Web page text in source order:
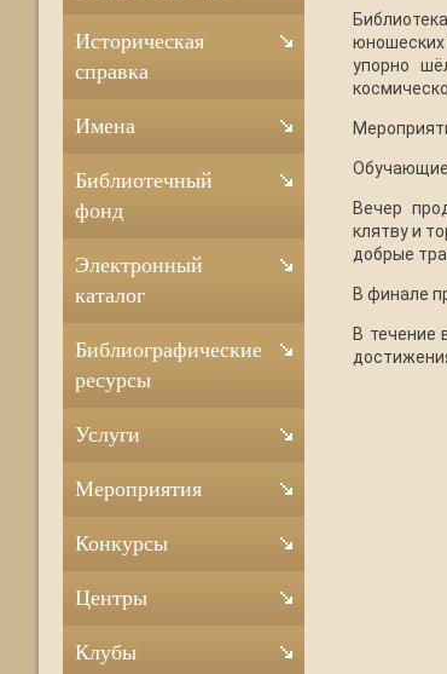
юношеских
упорно
Вечер
клятву и
добрые
В финале
В течение
Историческая
справка
Имена
Библиотечный
фонд
Электронный
каталог
Библиографические
ресурсы
Услуги
Мероприятия
Конкурсы
Центры
Клубы